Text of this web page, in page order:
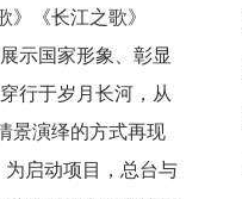
《长江之歌》
示国家形象、彰显
行于岁月长河，从
景演绎的方式再现
为启动项目，总台与